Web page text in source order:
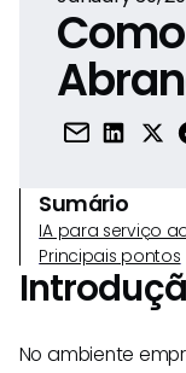
Sumário
IA para serviço
Principais pontos
No ambiente